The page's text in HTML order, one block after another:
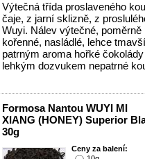
Výtečná třída proslaveného
čaje, z jarní sklizně, z
Wuyi. Nálev výtečné, poměrně
kořenné, nasládlé, lehce
patrným aroma hořké
lehkým dozvukem nepatrné
Formosa Nantou WUYI MI
XIANG (HONEY) Superior
30g
Ceny za balení: